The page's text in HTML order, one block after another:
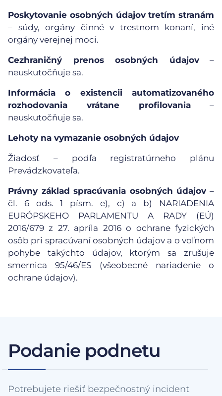
Poskytovanie osobných údajov tretím stranám
– súdy, orgány činné v trestnom konaní, iné
orgány verejnej moci.
Cezhraničný prenos osobných údajov–
neuskutočňuje sa.
Informácia o existencii automatizovaného
rozhodovania vrátane profilovania –
neuskutočňuje sa.
Lehoty na vymazanie osobných údajov
Žiadosť – podľa registratúrneho plánu
Prevádzkovateľa.
Právny základ spracúvania osobných údajov –
čl. 6 ods. 1 písm. e), c) a b) NARIADENIA
EURÓPSKEHO PARLAMENTU A RADY (EÚ)
2016/679 z 27. apríla 2016 o ochrane fyzických
osôb pri spracúvaní osobných údajov a o voľnom
pohybe takýchto údajov, ktorým sa zrušuje
smernica 95/46/ES (všeobecné nariadenie o
ochrane údajov).
Podanie podnetu
Potrebujete riešiť bezpečnostný incident